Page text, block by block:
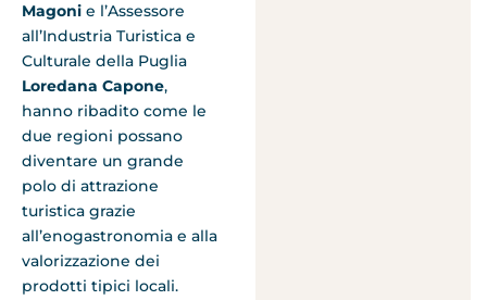
Magoni e l’Assessore
all’Industria Turistica e
Culturale della Puglia
Loredana Capone,
hanno ribadito come le
due regioni possano
diventare un grande
polo di attrazione
turistica grazie
all’enogastronomia e alla
valorizzazione dei
prodotti tipici locali.